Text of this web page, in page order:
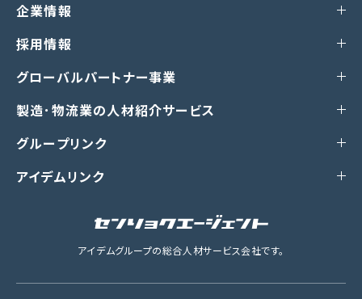
企業情報
採用情報
グローバルパートナー事業
製造･物流業の人材紹介サービス
グループリンク
アイデムリンク
アイデムグループの総合人材サービス会社です。